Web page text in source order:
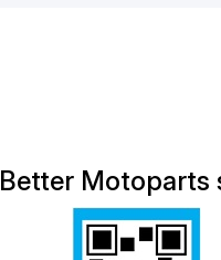
Better Motoparts